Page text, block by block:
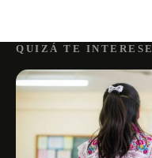
QUIZÁ TE INTERESE